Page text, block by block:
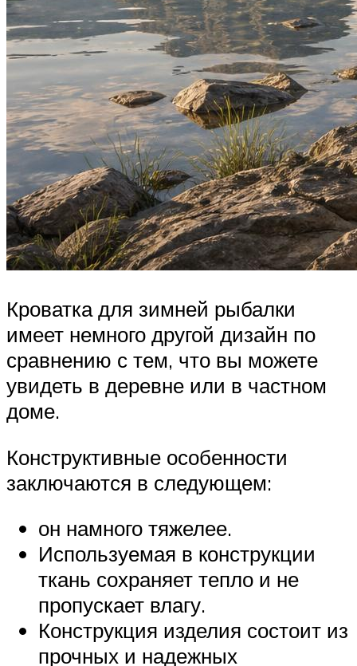
Кроватка для зимней рыбалки
имеет немного другой дизайн по
сравнению с тем, что вы можете
увидеть в деревне или в частном
доме.
Конструктивные особенности
заключаются в следующем:
он намного тяжелее.
Используемая в конструкции
ткань сохраняет тепло и не
пропускает влагу.
Конструкция изделия состоит из
прочных и надежных